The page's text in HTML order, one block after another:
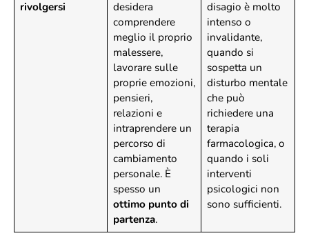
rivolgersi
desidera
comprendere
meglio il proprio
malessere,
lavorare sulle
proprie emozioni,
pensieri,
relazioni e
intraprendere un
percorso di
cambiamento
personale. È
spesso un
ottimo punto di
partenza.
disagio è molto
intenso o
invalidante,
quando si
sospetta un
disturbo mentale
che può
richiedere una
terapia
farmacologica, o
quando i soli
interventi
psicologici non
sono sufficienti.